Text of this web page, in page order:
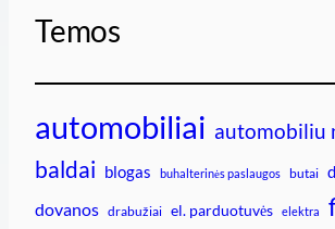
Temos
automobiliai automobiliu
baldai blogas buhalterinės paslaugos butai
dovanos drabužiai el. parduotuvės elektra